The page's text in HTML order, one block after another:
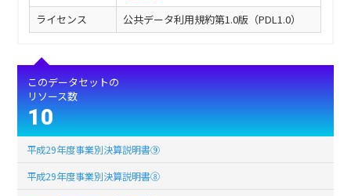
ライセンス 公共データ利用規約第1.0版（PDL1.0）
このデータセットの
リソース数
10
平成29年度事業別決算説明書⑨
平成29年度事業別決算説明書⑧